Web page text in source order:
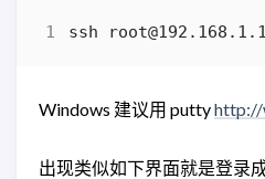
ssh root@192.168.1.1
Windows 建议用 puttyhttp://
出现类似如下界面就是登录